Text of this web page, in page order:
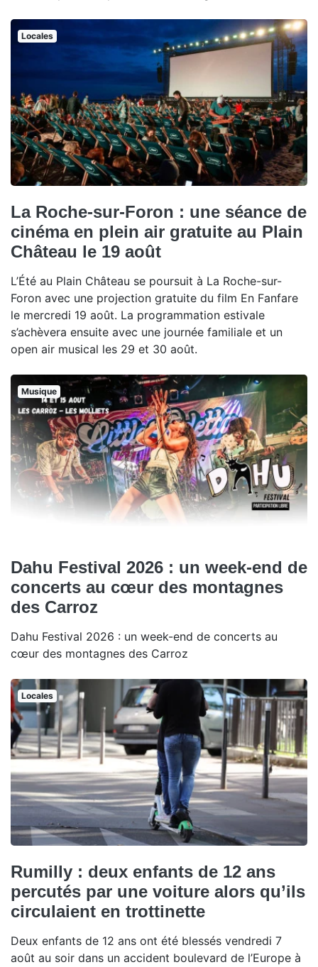
Locales
La Roche-sur-Foron : une séance de
cinéma en plein air gratuite au Plain
Château le 19 août
L’Été au Plain Château se poursuit à La Roche-sur-
Foron avec une projection gratuite du film En Fanfare
le mercredi 19 août. La programmation estivale
s’achèvera ensuite avec une journée familiale et un
open air musical les 29 et 30 août.
Musique
Dahu Festival 2026 : un week-end de
concerts au cœur des montagnes
des Carroz
Dahu Festival 2026 : un week-end de concerts au
cœur des montagnes des Carroz
Locales
Rumilly : deux enfants de 12 ans
percutés par une voiture alors qu’ils
circulaient en trottinette
Deux enfants de 12 ans ont été blessés vendredi 7
août au soir dans un accident boulevard de l’Europe à